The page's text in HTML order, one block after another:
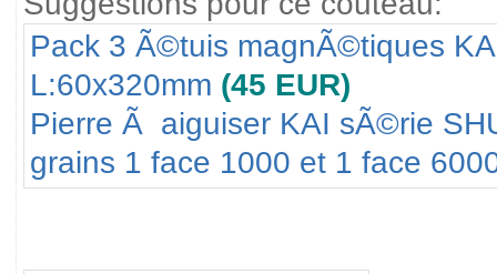
Pack 3 Ã©tuis magnÃ©tiques
L:60x320mm (45 EUR)
Pierre Ã aiguiser KAI sÃ©rie
grains 1 face 1000 et 1 face